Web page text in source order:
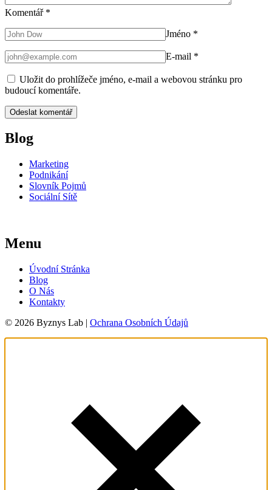
Komentář *
Jméno *
E-mail *
Uložit do prohlížeče jméno, e-mail a webovou stránku pro
budoucí komentáře.
Blog
Marketing
Podnikání
Slovník Pojmů
Sociální Sítě
Menu
Úvodní Stránka
Blog
O Nás
Kontakty
© 2026 Byznys Lab | Ochrana Osobních Údajů